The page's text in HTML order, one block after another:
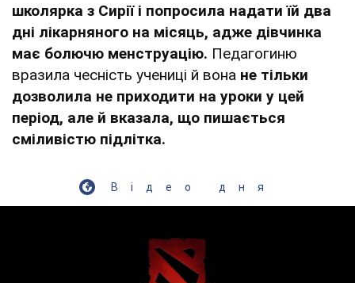
школярка з Сирії і попросила надати їй два
дні лікарняного на місяць, адже дівчинка
має болючю менструацію. Педагогиню
вразила чесність учениці й вона не тільки
дозволила не приходити на уроки у цей
період, але й вказала, що пишається
сміливістю підлітка.
Відео дня